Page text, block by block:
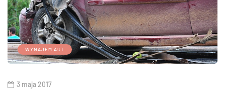
WYNAJEM AUT
3 maja 2017